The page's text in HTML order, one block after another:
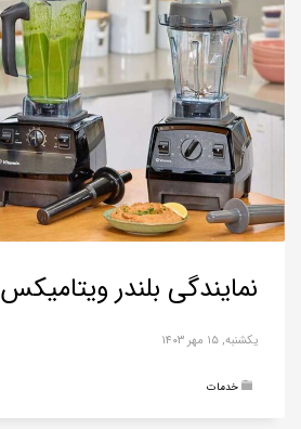
نمایندگی بلندر ویتامیکس
یکشنبه, ۱۵ مهر ۱۴۰۳
خدمات